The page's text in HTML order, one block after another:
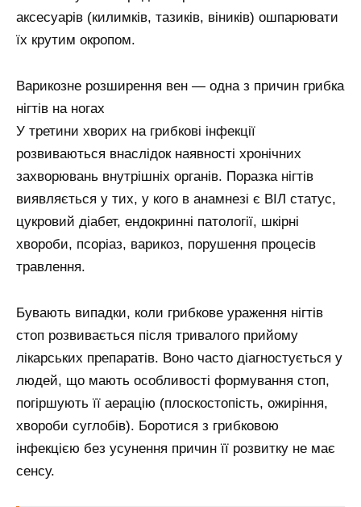
аксесуарів (килимків, тазиків, віників) ошпарювати
їх крутим окропом.
Варикозне розширення вен — одна з причин грибка
нігтів на ногах
У третини хворих на грибкові інфекції
розвиваються внаслідок наявності хронічних
захворювань внутрішніх органів. Поразка нігтів
виявляється у тих, у кого в анамнезі є ВІЛ статус,
цукровий діабет, ендокринні патології, шкірні
хвороби, псоріаз, варикоз, порушення процесів
травлення.
Бувають випадки, коли грибкове ураження нігтів
стоп розвивається після тривалого прийому
лікарських препаратів. Воно часто діагностується у
людей, що мають особливості формування стоп,
погіршують її аерацію (плоскостопість, ожиріння,
хвороби суглобів). Боротися з грибковою
інфекцією без усунення причин її розвитку не має
сенсу.